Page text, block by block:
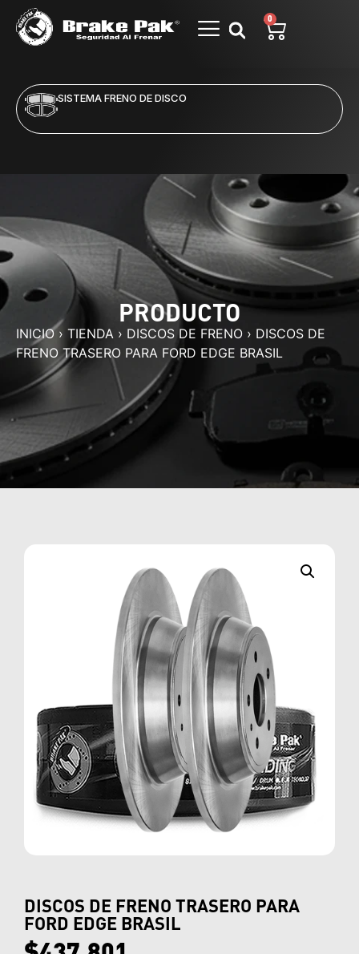
0
SISTEMA FRENO DE DISCO
PRODUCTO
INICIO› TIENDA › DISCOS DE FRENO › DISCOS DE
FRENO TRASERO PARA FORD EDGE BRASIL
DISCOS DE FRENO TRASERO PARA
FORD EDGE BRASIL